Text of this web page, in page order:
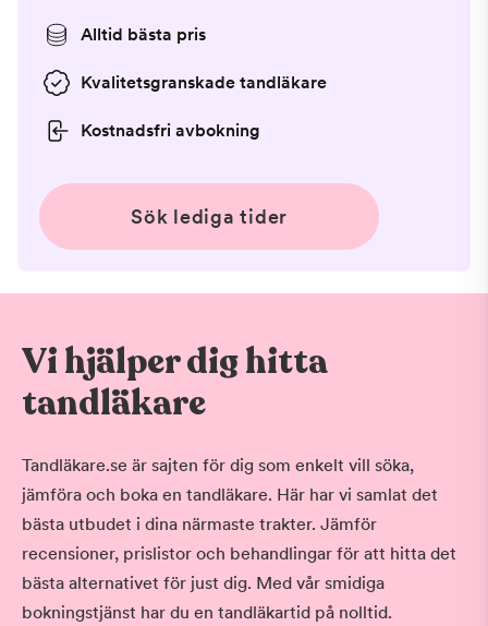
Alltid bästa pris
Kvalitetsgranskade tandläkare
Kostnadsfri avbokning
Sök lediga tider
Vi hjälper dig hitta
tandläkare
Tandläkare.se är sajten för dig som enkelt vill söka,
jämföra och boka en tandläkare. Här har vi samlat det
bästa utbudet i dina närmaste trakter. Jämför
recensioner, prislistor och behandlingar för att hitta det
bästa alternativet för just dig. Med vår smidiga
bokningstjänst har du en tandläkartid på nolltid.